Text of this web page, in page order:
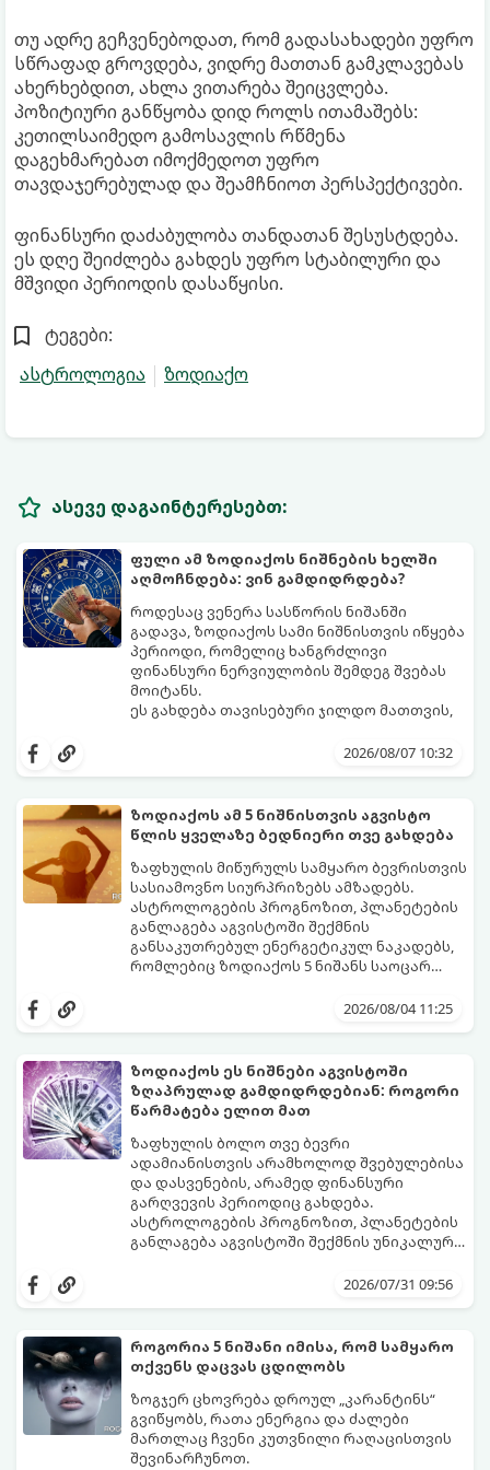
თუ ადრე გეჩვენებოდათ, რომ გადასახადები უფრო
სწრაფად გროვდება, ვიდრე მათთან გამკლავებას
ახერხებდით, ახლა ვითარება შეიცვლება.
პოზიტიური განწყობა დიდ როლს ითამაშებს:
კეთილსაიმედო გამოსავლის რწმენა
დაგეხმარებათ იმოქმედოთ უფრო
თავდაჯერებულად და შეამჩნიოთ პერსპექტივები.
ფინანსური დაძაბულობა თანდათან შესუსტდება.
ეს დღე შეიძლება გახდეს უფრო სტაბილური და
მშვიდი პერიოდის დასაწყისი.
ტეგები:
ასტროლოგია
ზოდიაქო
ასევე დაგაინტერესებთ:
ფული ამ ზოდიაქოს ნიშნების ხელში
აღმოჩნდება: ვინ გამდიდრდება?
როდესაც ვენერა სასწორის ნიშანში
გადავა, ზოდიაქოს სამი ნიშნისთვის იწყება
პერიოდი, რომელიც ხანგრძლივი
ფინანსური ნერვიულობის შემდეგ შვებას
მოიტანს.
ეს გახდება თავისებური ჯილდო მათთვის,
იჩენდა და სირთულეების მიუხედავად წინ
სურვილების გადადებასა და ხარჯების
მკაცრ კონტროლს. თუმცა, ახლა სიტუაცია
თანდათან შეიცვლება.
პრობლემები, რომლებიც უსასრულო
გეგონათ, უკან დაიხევს, ამასთან ერთად კი
გაჩნდება მეტი ნდობა მომავლის მიმართ.
რთული პერიოდის შემდეგ ეს ნიშნები
შეძლებენ ამოისუნთქონ და დაინახონ
ახალი შესაძლებლობები.
2026/08/07 10:32
ზოდიაქოს ამ 5 ნიშნისთვის აგვისტო
წლის ყველაზე ბედნიერი თვე გახდება
ზაფხულის მიწურულს სამყარო ბევრისთვის
სასიამოვნო სიურპრიზებს ამზადებს.
ასტროლოგების პროგნოზით, პლანეტების
განლაგება აგვისტოში შექმნის
განსაკუთრებულ ენერგეტიკულ ნაკადებს,
რომლებიც ზოდიაქოს 5 ნიშანს საოცარ
ყველაზე ბედნიერი თვე აღმოჩნდება.
2026/08/04 11:25
ზოდიაქოს ეს ნიშნები აგვისტოში
ზღაპრულად გამდიდრდებიან: როგორი
წარმატება ელით მათ
ზაფხულის ბოლო თვე ბევრი
ადამიანისთვის არამხოლოდ შვებულებისა
და დასვენების, არამედ ფინანსური
გარღვევის პერიოდიც გახდება.
ასტროლოგების პროგნოზით, პლანეტების
განლაგება აგვისტოში შექმნის უნიკალურ
ზოდიაქოს 4 ნიშანს ფინანსური წარმატების
შორის, ვისაც აგვისტოში ფინანსური
2026/07/31 09:56
როგორია 5 ნიშანი იმისა, რომ სამყარო
თქვენს დაცვას ცდილობს
ზოგჯერ ცხოვრება დროულ „კარანტინს“
გვიწყობს, რათა ენერგია და ძალები
მართლაც ჩვენი კუთვნილი რაღაცისთვის
შევინარჩუნოთ.